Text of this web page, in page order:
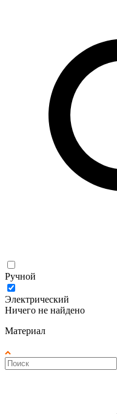
Ручной
Электрический
Ничего не найдено
Материал